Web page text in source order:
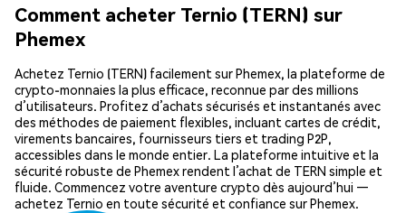
Comment acheter Ternio (TERN) sur
Phemex
Achetez Ternio (TERN) facilement sur Phemex, la plateforme de
crypto-monnaies la plus efficace, reconnue par des millions
d’utilisateurs. Profitez d’achats sécurisés et instantanés avec
des méthodes de paiement flexibles, incluant cartes de crédit,
virements bancaires, fournisseurs tiers et trading P2P,
accessibles dans le monde entier. La plateforme intuitive et la
sécurité robuste de Phemex rendent l’achat de TERN simple et
fluide. Commencez votre aventure crypto dès aujourd’hui —
achetez Ternio en toute sécurité et confiance sur Phemex.